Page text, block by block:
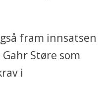
fram innsatsen
Støre som
i